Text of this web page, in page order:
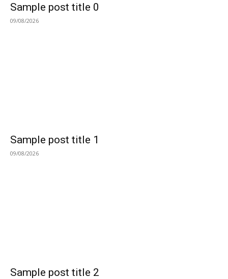
Sample post title 0
09/08/2026
Sample post title 1
09/08/2026
Sample post title 2